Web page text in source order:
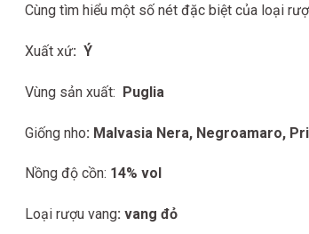
Cùng tìm hiểu một số nét đặc biệt của loại
Xuất xứ: Ý
Vùng sản xuất: Puglia
Giống nho: Malvasia Nera, Negroamaro,
Nồng độ cồn: 14% vol
Loại rượu vang: vang đỏ